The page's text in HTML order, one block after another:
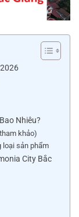
Nhiêu?
khảo)
loại sản phẩm
City Bắc